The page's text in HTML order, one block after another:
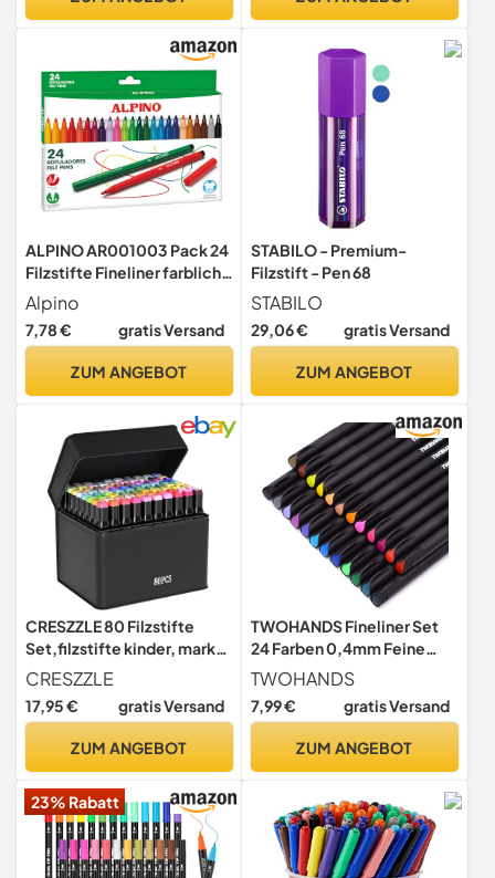
Abstandshaltern für
Design, Manga
ALPINO AR001003 Pack 24
Filzstifte Fineliner farblich
sortiert
Alpino
7,78 € gratis Versand
ZUM ANGEBOT
STABILO - Premium-
Filzstift - Pen 68
STABILO
29,06 € gratis Versand
ZUM ANGEBOT
CRESZZLE 80 Filzstifte
Set,filzstifte kinder, marker
stifte - für Design,
Rendering, Comics, DIY
Projekten - Geeignet für
Erwachsene,Inklusive
CRESZZLE
17,95 € gratis Versand
ZUM ANGEBOT
TWOHANDS Fineliner Set
24 Farben 0,4mm Feine
Spitze Filzstifte
TWOHANDS
7,99 € gratis Versand
ZUM ANGEBOT
23% Rabatt